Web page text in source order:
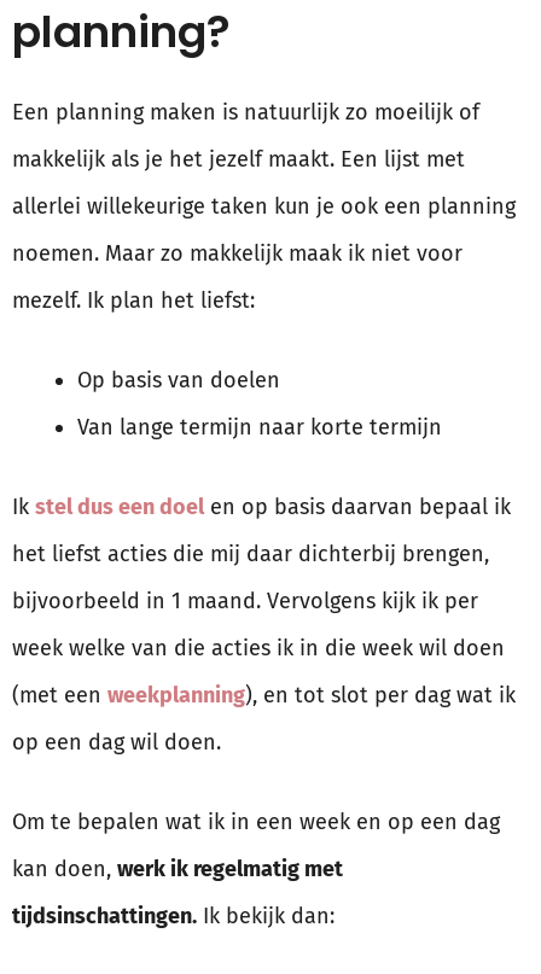
planning?
Een planning maken is natuurlijk zo moeilijk of
makkelijk als je het jezelf maakt. Een lijst met
allerlei willekeurige taken kun je ook een planning
noemen. Maar zo makkelijk maak ik niet voor
mezelf. Ik plan het liefst:
Op basis van doelen
Van lange termijn naar korte termijn
Ik stel dus een doelen op basis daarvan bepaal ik
het liefst acties die mij daar dichterbij brengen,
bijvoorbeeld in 1 maand. Vervolgens kijk ik per
week welke van die acties ik in die week wil doen
(met een weekplanning), en tot slot per dag wat ik
op een dag wil doen.
Om te bepalen wat ik in een week en op een dag
kan doen, werk ik regelmatig met
tijdsinschattingen. Ik bekijk dan: